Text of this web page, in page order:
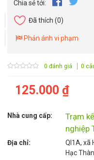
Chia sẻ tới:
Đã thích (0)
Phản ánh vi phạm
0 đánh giá 0
125.000 ₫
Nhà cung cấp:
Trạm
nghiệp
Địa chỉ:
Ql1A, xã
Hạc